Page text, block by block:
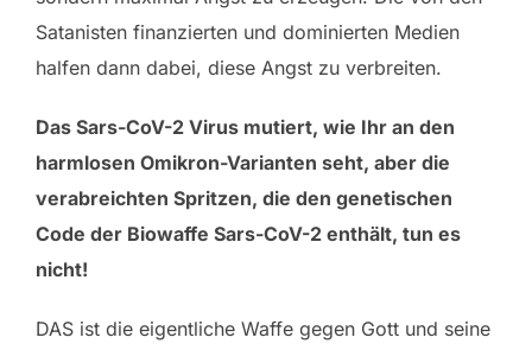
Satanisten finanzierten und dominierten Medien
halfen dann dabei, diese Angst zu verbreiten.
Das Sars-CoV-2 Virus mutiert, wie Ihr an den
harmlosen Omikron-Varianten seht, aber die
verabreichten Spritzen, die den genetischen
Code der Biowaffe Sars-CoV-2 enthält, tun es
nicht!
DAS ist die eigentliche Waffe gegen Gott und seine